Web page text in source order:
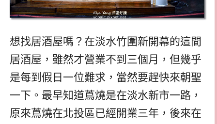
想找居酒屋嗎？在淡水竹圍新開幕的這間
居酒屋，雖然才營業不到三個月，但幾乎
是每到假日一位難求，當然要趕快來朝聖
一下。最早知道蔦燒是在淡水新市一路，
原來蔦燒在北投區已經開業三年，後來在